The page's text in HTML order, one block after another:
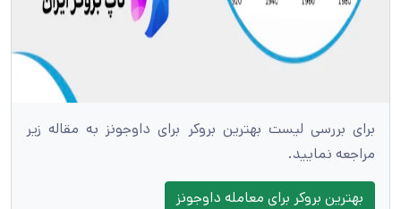
برای بررسی لیست بهترین بروکر برای داوجونز به مقاله زیر
مراجعه نمایید.
بهترین بروکر برای معامله داوجونز